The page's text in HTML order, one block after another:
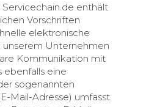
enthält
Vorschriften
elektronische
Unternehmen
Kommunikation mit
ebenfalls eine
sogenannten
Mail-Adresse) umfasst.